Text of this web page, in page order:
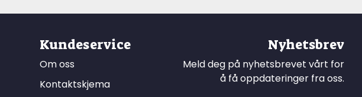
Kundeservice
Om oss
Kontaktskjema
Nyhetsbrev
Meld deg på nyhetsbrevet vårt for
å få oppdateringer fra oss.